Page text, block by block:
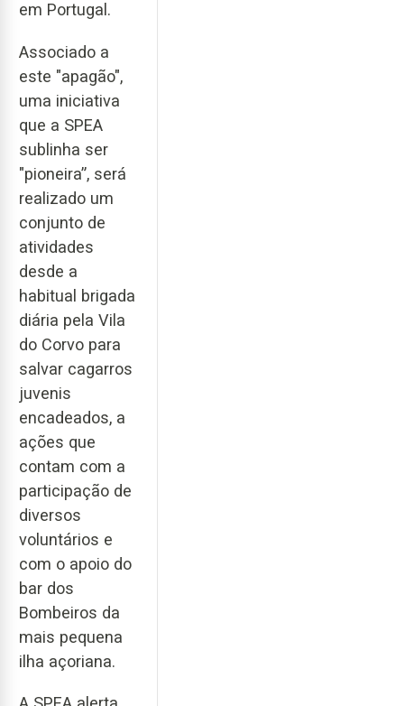
em Portugal.
Associado a
este "apagão",
uma iniciativa
que a SPEA
sublinha ser
"pioneira”, será
realizado um
conjunto de
atividades
desde a
habitual brigada
diária pela Vila
do Corvo para
salvar cagarros
juvenis
encadeados, a
ações que
contam com a
participação de
diversos
voluntários e
com o apoio do
bar dos
Bombeiros da
mais pequena
ilha açoriana.